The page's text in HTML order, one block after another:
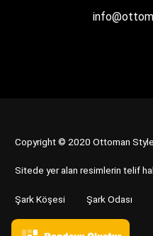
Copyright © 2020 Ottoman
Sitede yer alan resimlerin telif
Şark Köşesi Şark Odası